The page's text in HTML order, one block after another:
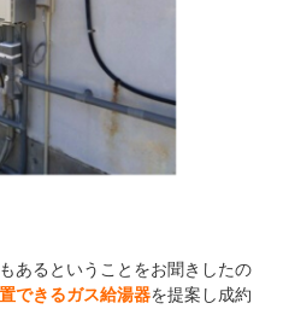
あるということをお聞きしたの
できるガス給湯器を提案し成約